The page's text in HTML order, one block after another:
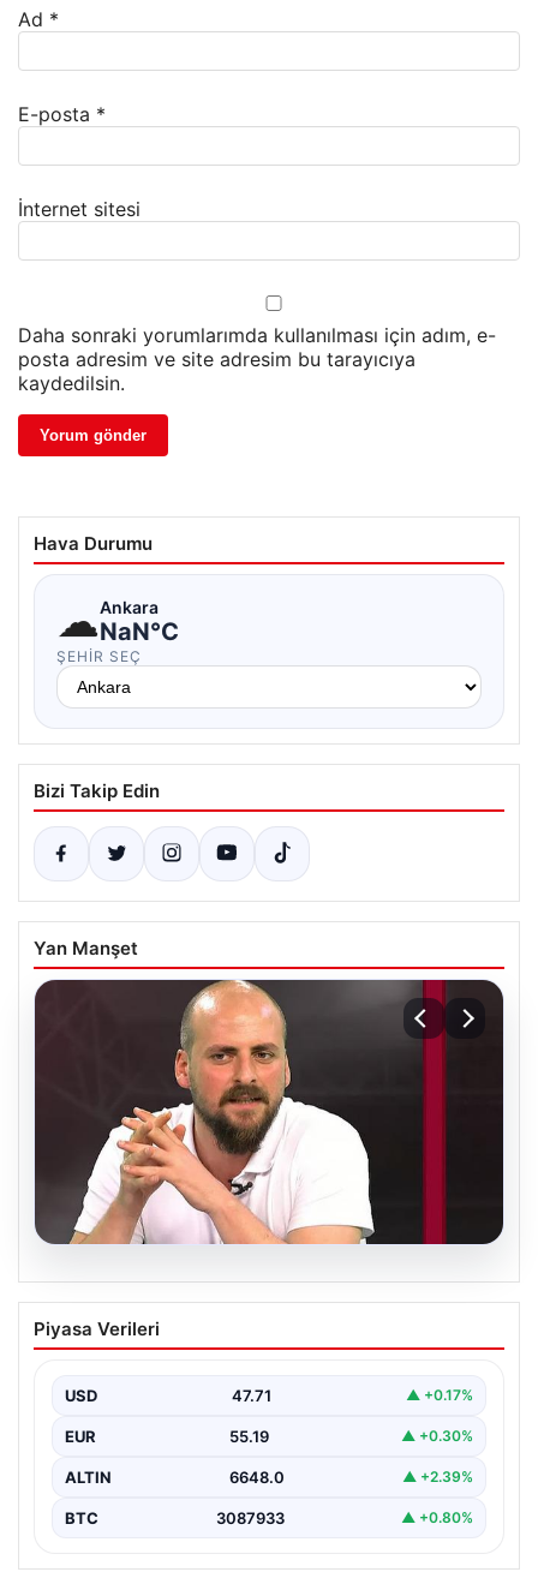
Ad *
E-posta *
İnternet sitesi
Daha sonraki yorumlarımda kullanılması için adım, e-
posta adresim ve site adresim bu tarayıcıya
kaydedilsin.
Hava Durumu
☁Ankara
NaN°C
ŞEHIR SEÇ
Bizi Takip Edin
Yan Manşet
Transfer krizi soruşturmaya dönüştü!
Burhan Can Terzi için harekete geçildi
Piyasa Verileri
USD 47.71 ▲ +0.17%
EUR 55.19 ▲ +0.30%
ALTIN 6648.0 ▲ +2.39%
BTC 3087933 ▲ +0.80%